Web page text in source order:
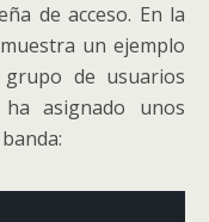
de acceso. En la
un ejemplo
de usuarios
asignado unos